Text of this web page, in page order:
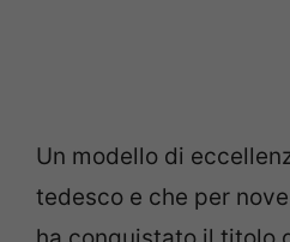
Un modello di
tedesco e che per